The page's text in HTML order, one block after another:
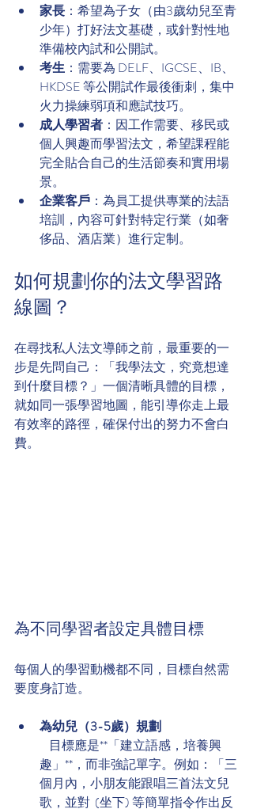
家長 ：希望為子女（由3歲幼兒至青
少年）打好法文基礎，或針對性地
準備校內試和公開試。
考生 ：需要為 DELF、IGCSE、IB、
HKDSE 等公開試作最後衝刺，集中
火力操練弱項和應試技巧。
成人學習者 ：因工作需要、移民或
個人興趣而學習法文，希望課程能
完全貼合自己的生活節奏和實用場
景。
企業客戶 ：為員工提供專業的法語
培訓，內容可針對特定行業（如奢
侈品、酒店業）進行定制。
如何規劃你的法文學習路
線圖？
在尋找私人法文導師之前，最重要的一
步是先問自己：「我學法文，究竟想達
到什麼目標？」一個清晰具體的目標，
就如同一張學習地圖，能引導你走上最
有效率的路徑，確保付出的努力不會白
費。
為不同學習者設定具體目標
每個人的學習動機都不同，目標自然需
要度身訂造。
為幼兒（3-5歲）規劃
趣」**，而非強記單字。例如：「三
個月內，小朋友能跟唱三首法文兒
歌，並對  (坐下) 等簡單指令作出反